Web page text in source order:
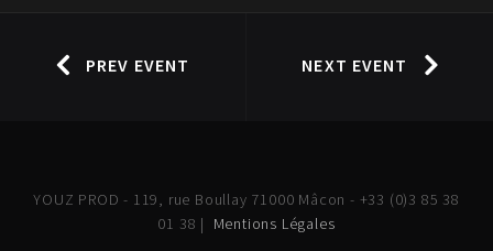
PREV EVENT NEXT EVENT
YOUZ PROD - 119, rue Boullay 71000 Mâcon - +33 (0)3 85 38
01 38 | Mentions Légales